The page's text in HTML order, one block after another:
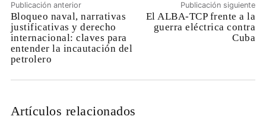
Publicación anterior
Bloqueo naval, narrativas
justificativas y derecho
internacional: claves para
entender la incautación del
petrolero
Publicación siguiente
El ALBA-TCP frente a la
guerra eléctrica contra
Cuba
Artículos relacionados